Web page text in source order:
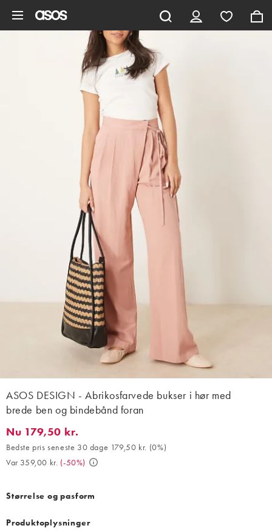
ASOS DESIGN - Abrikosfarvede bukser i hør med
brede ben og bindebånd foran
Nu 179,50 kr.. Bedste pris seneste 30 dage 179,50 kr. (0%). Var
Nu 179,50 kr.
Bedste pris seneste 30 dage 179,50 kr. (0%)
Var 359,00 kr. (-50%)
Størrelse og pasform
Produktoplysninger